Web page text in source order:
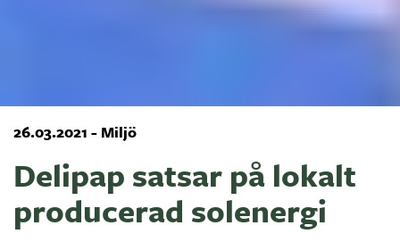
26.03.2021 - Miljö
Delipap satsar på lokalt
producerad solenergi